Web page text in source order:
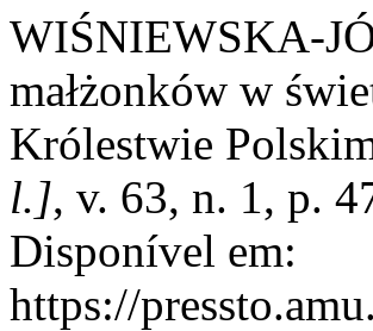
WIŚNIEWSKA-
małżonków w
Królestwie
l.], v. 63, n. 1, p.
Disponível em:
https://